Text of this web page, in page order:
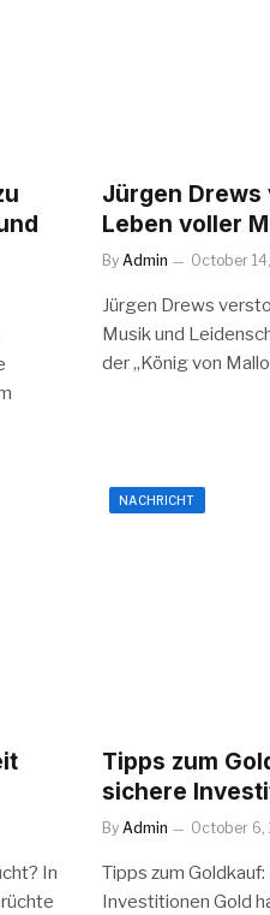
Jürgen Drews
Leben voller
By Admin October
Jürgen Drews
Musik und
der „König von
In
NACHRICHT
Tipps zum
sichere
By Admin October 6,
Tipps zum
Investitionen Gold